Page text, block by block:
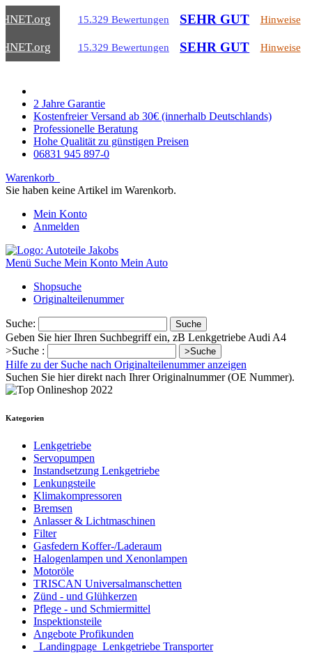
.org 15.329 Bewertungen SEHR GUT Hinweise
.org 15.329 Bewertungen SEHR GUT Hinweise
2 Jahre Garantie
Kostenfreier Versand ab 30€ (innerhalb Deutschlands)
Professionelle Beratung
Hohe Qualität zu günstigen Preisen
06831 945 897-0
Warenkorb
Sie haben keine Artikel im Warenkorb.
Mein Konto
Anmelden
Menü Suche Mein Konto Mein Auto
Shopsuche
Originalteilenummer
Suche: Suche
Geben Sie hier Ihren Suchbegriff ein, zB Lenkgetriebe Audi A4
>Suche :
>Suche
Hilfe zu der Suche nach Originalteilenummer anzeigen
Suchen Sie hier direkt nach Ihrer Originalnummer (OE Nummer).
Kategorien
Lenkgetriebe
Servopumpen
Instandsetzung Lenkgetriebe
Lenkungsteile
Klimakompressoren
Bremsen
Anlasser & Lichtmaschinen
Filter
Gasfedern Koffer-/Laderaum
Halogenlampen und Xenonlampen
Motoröle
TRISCAN Universalmanschetten
Zünd - und Glühkerzen
Pflege - und Schmiermittel
Inspektionsteile
Angebote Profikunden
_Landingpage_Lenkgetriebe Transporter